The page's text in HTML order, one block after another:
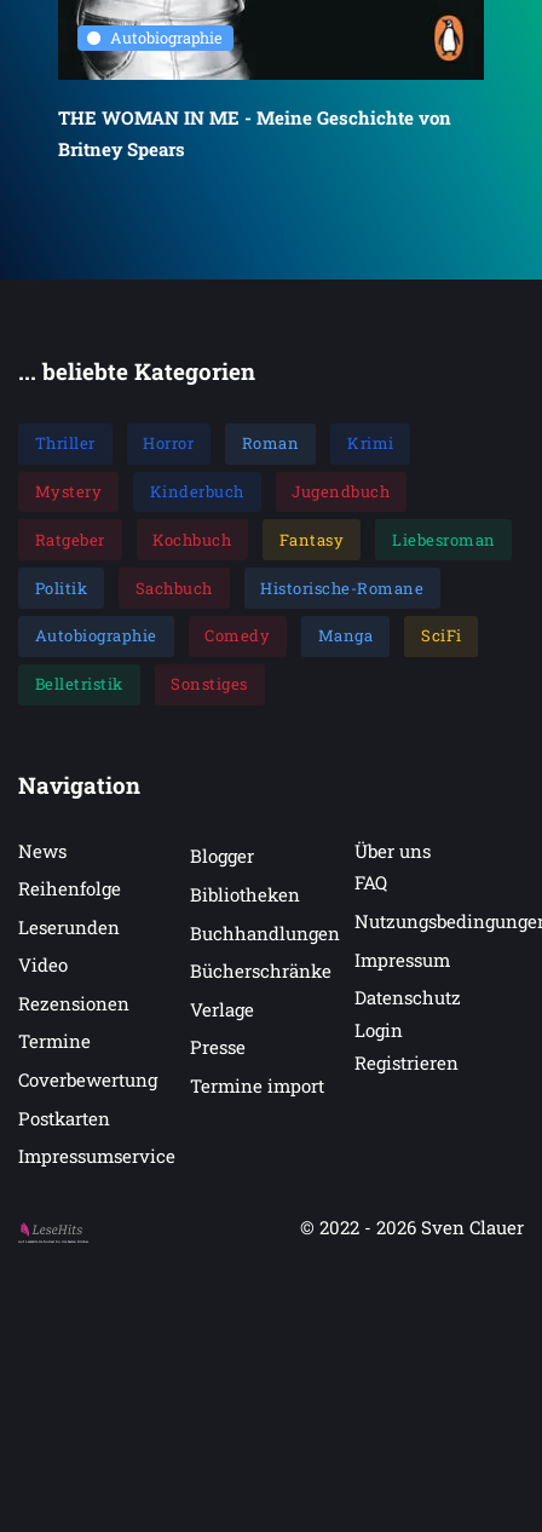
Autobiographie
THE WOMAN IN ME - Meine Geschichte von
Britney Spears
... beliebte Kategorien
Thriller Horror Roman Krimi
Mystery Kinderbuch Jugendbuch
Ratgeber Kochbuch Fantasy Liebesroman
Politik Sachbuch Historische-Romane
Autobiographie Comedy Manga SciFi
Belletristik Sonstiges
Navigation
News
Reihenfolge
Leserunden
Video
Rezensionen
Termine
Coverbewertung
Postkarten
Impressumservice
Blogger
Bibliotheken
Buchhandlungen
Bücherschränke
Verlage
Presse
Termine import
Über uns
FAQ
Impressum
Datenschutz
Login
Registrieren
Auf LeseHits.de findest Du die besten Bücher.
© 2022 - 2026 Sven Clauer